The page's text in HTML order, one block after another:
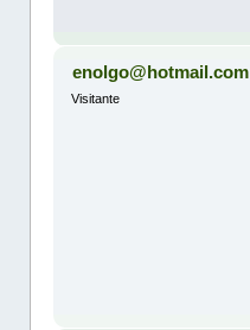
enolgo@hotmail.com
Visitante